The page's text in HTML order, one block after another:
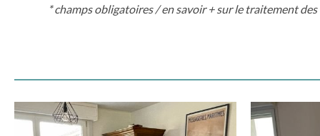
* champs obligatoires /en savoir + sur le traitement